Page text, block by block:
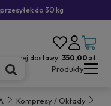
do 30 kg
dostawy: 350,00 zł
Produkty
Kompresy / Okłady